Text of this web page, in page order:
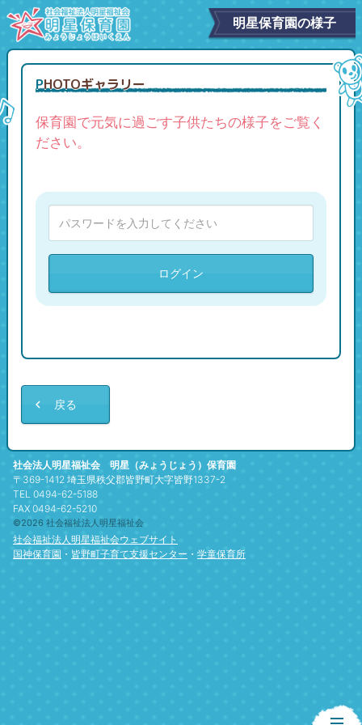
明星保育園の様子
PHOTOギャラリー
保育園で元気に過ごす子供たちの様子をご覧く
ださい。
戻る
社会法人明星福祉会 明星（みょうじょう）保育園
〒369-1412 埼玉県秩父郡皆野町大字皆野1337-2
TEL 0494-62-5188
FAX 0494-62-5210
©2026 社会福祉法人明星福祉会
社会福祉法人明星福祉会ウェブサイト
国神保育園 ・ 皆野町子育て支援センター ・ 学童保育所